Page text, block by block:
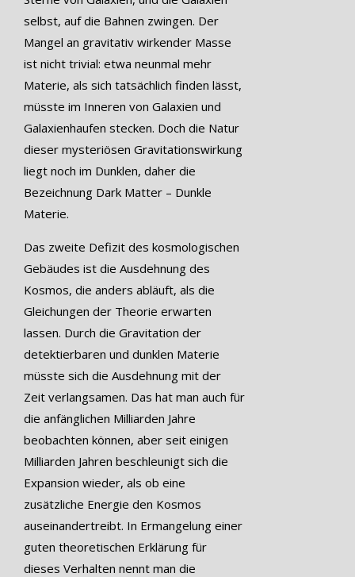
selbst, auf die Bahnen zwingen. Der
Mangel an gravitativ wirkender Masse
ist nicht trivial: etwa neunmal mehr
Materie, als sich tatsächlich finden lässt,
müsste im Inneren von Galaxien und
Galaxienhaufen stecken. Doch die Natur
dieser mysteriösen Gravitationswirkung
liegt noch im Dunklen, daher die
Bezeichnung Dark Matter – Dunkle
Materie.
Das zweite Defizit des kosmologischen
Gebäudes ist die Ausdehnung des
Kosmos, die anders abläuft, als die
Gleichungen der Theorie erwarten
lassen. Durch die Gravitation der
detektierbaren und dunklen Materie
müsste sich die Ausdehnung mit der
Zeit verlangsamen. Das hat man auch für
die anfänglichen Milliarden Jahre
beobachten können, aber seit einigen
Milliarden Jahren beschleunigt sich die
Expansion wieder, als ob eine
zusätzliche Energie den Kosmos
auseinandertreibt. In Ermangelung einer
guten theoretischen Erklärung für
dieses Verhalten nennt man die